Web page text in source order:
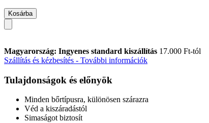
Kosárba
Magyarország: Ingyenes standard kiszállítás 17.000 Ft-tól
Szállítás és kézbesítés - További információk
Tulajdonságok és előnyök
Minden bőrtípusra, különösen szárazra
Véd a kiszáradástól
Simaságot biztosít